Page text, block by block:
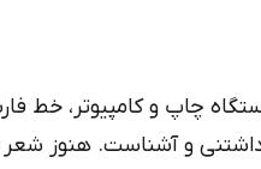
چاپ و کامپیوتر، خط
و آشناست. هنوز شعر